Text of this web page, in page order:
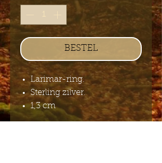
BESTEL
Larimar-ring.
Sterling zilver.
1,3 cm